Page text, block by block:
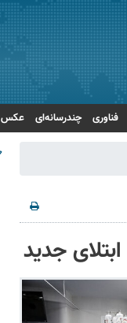
فناوری چندرسانه‌ای عکس